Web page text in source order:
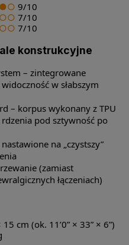
9/10
7/10
7/10
konstrukcyjne
– zintegrowane
w słabszym
– korpus wykonany z TPU
pod sztywność po
na „czystszy”
(zamiast
łączeniach)
cm (ok. 11’0” × 33” × 6”)